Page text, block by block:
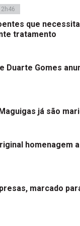
que
tratamento
Duarte Gomes
já são
homenagem
marcado